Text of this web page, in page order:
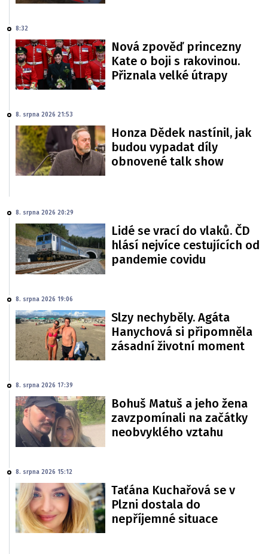
8:32
Nová zpověď princezny
Kate o boji s rakovinou.
Přiznala velké útrapy
8. srpna 2026 21:53
Honza Dědek nastínil, jak
budou vypadat díly
obnovené talk show
8. srpna 2026 20:29
Lidé se vrací do vlaků. ČD
hlásí nejvíce cestujících od
pandemie covidu
8. srpna 2026 19:06
Slzy nechyběly. Agáta
Hanychová si připomněla
zásadní životní moment
8. srpna 2026 17:39
Bohuš Matuš a jeho žena
zavzpomínali na začátky
neobvyklého vztahu
8. srpna 2026 15:12
Taťána Kuchařová se v
Plzni dostala do
nepříjemné situace